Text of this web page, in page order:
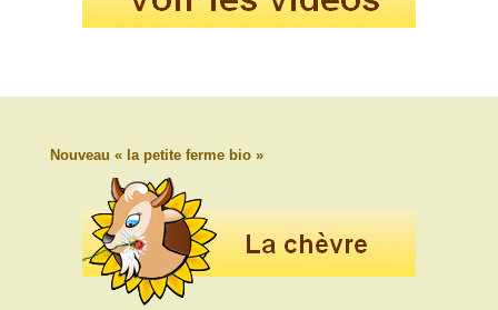
Nouveau « la petite ferme bio »